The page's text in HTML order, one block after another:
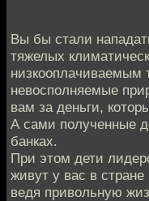
Вы бы стали
тяжелых
низкооплачиваемым
невосполняемые
вам за деньги,
А сами полученные
банках.
При этом дети
живут у вас в стране
ведя привольную